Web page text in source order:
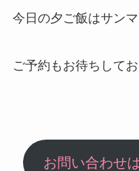
今日の夕ご飯はサン
ご予約もお待ちして
お問い合わせ